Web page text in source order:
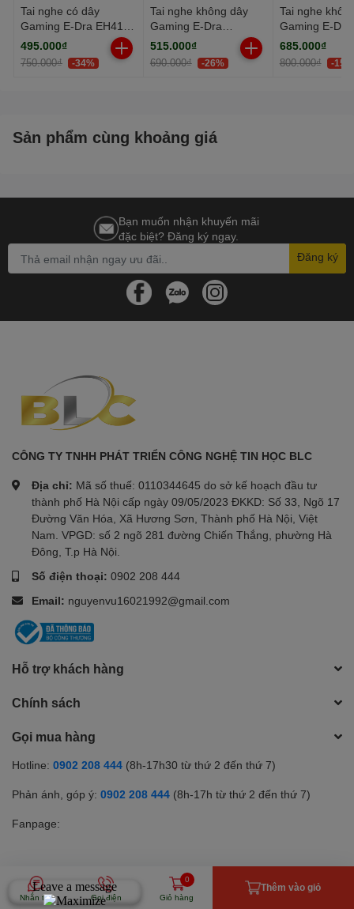
Tai nghe có dây
Gaming E-Dra EH414
Pro
495.000₫
750.000₫ -34%
Tai nghe không dây
Gaming E-Dra
EH496W Black
515.000₫
690.000₫ -26%
Tai nghe
Gaming E-Dra
EH414W Black
685.000₫
800.000₫ -15%
Sản phẩm cùng khoảng giá
Bạn muốn nhận khuyến mãi
đặc biệt? Đăng ký ngay.
Đăng ký
CÔNG TY TNHH PHÁT TRIỂN CÔNG NGHỆ TIN HỌC BLC
Địa chỉ: Mã số thuế: 0110344645 do sở kế hoạch đầu tư
thành phố Hà Nội cấp ngày 09/05/2023 ĐKKD: Số 33, Ngõ 17
Đường Văn Hóa, Xã Hương Sơn, Thành phố Hà Nội, Việt
Nam. VPGD: số 2 ngõ 281 đường Chiến Thắng, phường Hà
Đông, T.p Hà Nội.
Số điện thoại: 0902 208 444
Email: nguyenvu16021992@gmail.com
Hỗ trợ khách hàng
Chính sách
Gọi mua hàng
Hotline: 0902 208 444 (8h-17h30 từ thứ 2 đến thứ 7)
Phản ánh, góp ý: 0902 208 444 (8h-17h từ thứ 2 đến thứ 7)
Fanpage:
Phương thức thanh toán
Nhắn tin Gọi điện
0
Giỏ hàng
Thêm vào giỏ